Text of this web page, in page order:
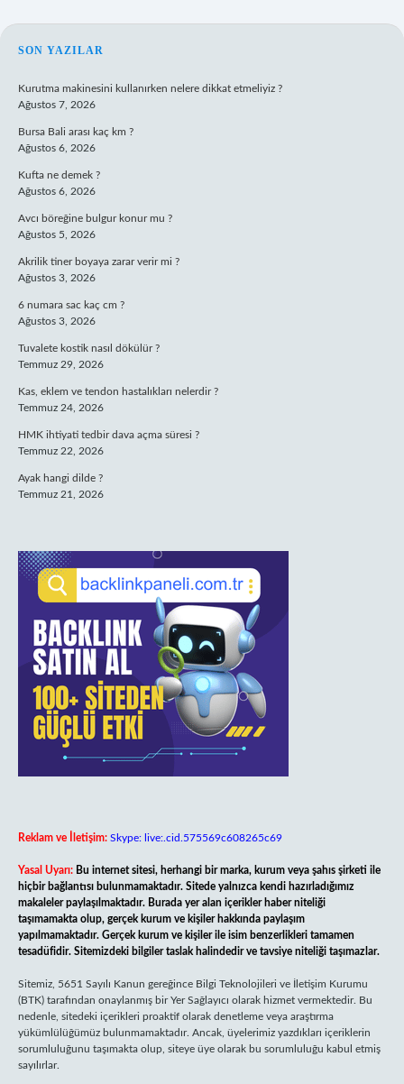
SIDEBAR
SON YAZILAR
Kurutma makinesini kullanırken nelere dikkat etmeliyiz ?
Ağustos 7, 2026
Bursa Bali arası kaç km ?
Ağustos 6, 2026
Kufta ne demek ?
Ağustos 6, 2026
Avcı böreğine bulgur konur mu ?
Ağustos 5, 2026
Akrilik tiner boyaya zarar verir mi ?
Ağustos 3, 2026
6 numara sac kaç cm ?
Ağustos 3, 2026
Tuvalete kostik nasıl dökülür ?
Temmuz 29, 2026
Kas, eklem ve tendon hastalıkları nelerdir ?
Temmuz 24, 2026
HMK ihtiyati tedbir dava açma süresi ?
Temmuz 22, 2026
Ayak hangi dilde ?
Temmuz 21, 2026
Reklam ve İletişim: Skype: live:.cid.575569c608265c69
Yasal Uyarı: Bu internet sitesi, herhangi bir marka, kurum veya şahıs şirketi ile
hiçbir bağlantısı bulunmamaktadır. Sitede yalnızca kendi hazırladığımız
makaleler paylaşılmaktadır. Burada yer alan içerikler haber niteliği
taşımamakta olup, gerçek kurum ve kişiler hakkında paylaşım
yapılmamaktadır. Gerçek kurum ve kişiler ile isim benzerlikleri tamamen
tesadüfidir. Sitemizdeki bilgiler taslak halindedir ve tavsiye niteliği taşımazlar.
Sitemiz, 5651 Sayılı Kanun gereğince Bilgi Teknolojileri ve İletişim Kurumu
(BTK) tarafından onaylanmış bir Yer Sağlayıcı olarak hizmet vermektedir. Bu
nedenle, sitedeki içerikleri proaktif olarak denetleme veya araştırma
yükümlülüğümüz bulunmamaktadır. Ancak, üyelerimiz yazdıkları içeriklerin
sorumluluğunu taşımakta olup, siteye üye olarak bu sorumluluğu kabul etmiş
sayılırlar.